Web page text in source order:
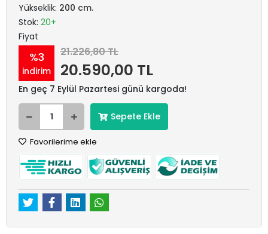
Yükseklik: 200 cm.
Stok: 20+
Fiyat
%3
indirim
21.226,80 TL
20.590,00 TL
En geç 7 Eylül Pazartesi günü kargoda!
Sepete Ekle
Favorilerime ekle